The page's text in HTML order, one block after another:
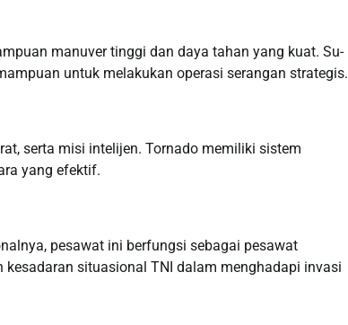
manuver tinggi dan daya tahan yang kuat. Su-
untuk melakukan operasi serangan strategis.
serta misi intelijen. Tornado memiliki sistem
yang efektif.
pesawat ini berfungsi sebagai pesawat
situasional TNI dalam menghadapi invasi